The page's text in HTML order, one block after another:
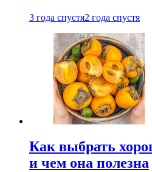
3 года спустя2 года спустя
Как выбрать
и чем она полезна